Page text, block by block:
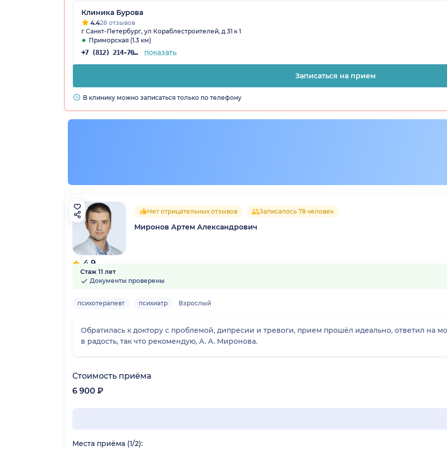
Клиника Бурова
4.428 отзывов
г Санкт-Петербург, ул Кораблестроителей, д 31 к 1
Приморская (1.3 км)
+7 (812) 214-70-65 показать
Записаться на прием
В клинику можно записаться только по телефону
4.9
13 отзывов
Нет отрицательных отзывов Записалось 78 человек
Миронов Артем Александрович
Стаж 11 лет
Документы проверены
психотерапевт психиатр Взрослый
Обратилась к доктору с проблемой, дипресии и тревоги, прием прошёл идеально, ответил на мои что и почему, после лечения жизнь
в радость, так что рекомендую, А. А. Миронова.
Стоимость приёма
6 900 ₽
Места приёма (1/2):